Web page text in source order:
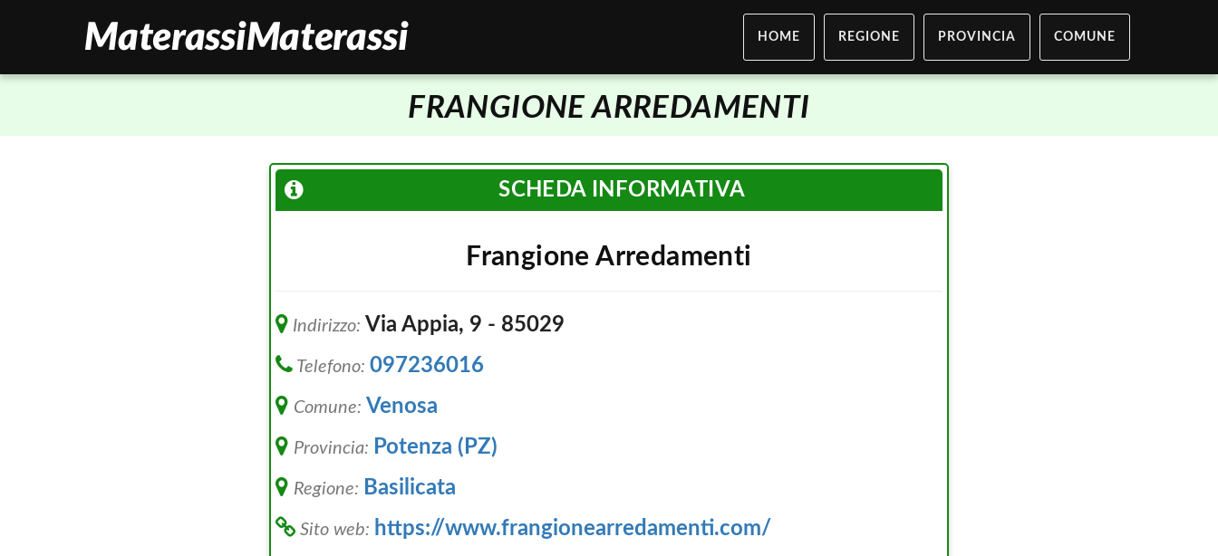
HOME REGIONE PROVINCIA COMUNE
FRANGIONE ARREDAMENTI
SCHEDA INFORMATIVA
Frangione Arredamenti
Indirizzo: Via Appia, 9 - 85029
Telefono: 097236016
Comune: Venosa
Provincia: Potenza (PZ)
Regione: Basilicata
Sito web: https://www.frangionearredamenti.com/